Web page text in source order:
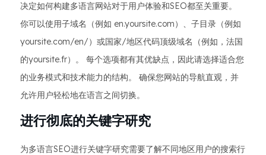
决定如何构建多语言网站对于用户体验和SEO都至关重要。
你可以使用子域名（例如 en.yoursite.com）、子目录（例如
yoursite.com/en/）或国家/地区代码顶级域名（例如，法国
的yoursite.fr）。 每个选项都有其优缺点，因此请选择适合您
的业务模式和技术能力的结构。 确保您网站的导航直观，并
允许用户轻松地在语言之间切换。
进行彻底的关键字研究
为多语言SEO进行关键字研究需要了解不同地区用户的搜索行